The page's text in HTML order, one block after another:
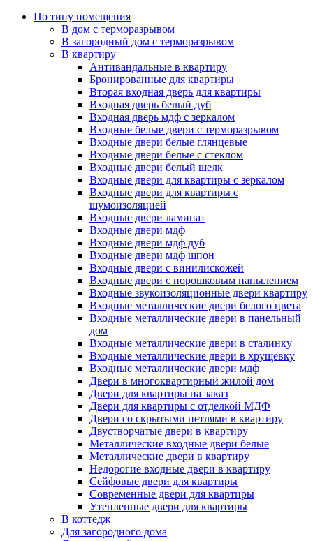
По типу помещения
В дом с терморазрывом
В загородный дом с терморазрывом
В квартиру
Антивандальные в квартиру
Бронированные для квартиры
Вторая входная дверь для квартиры
Входная дверь белый дуб
Входная дверь мдф с зеркалом
Входные белые двери с терморазрывом
Входные двери белые глянцевые
Входные двери белые с стеклом
Входные двери белый шелк
Входные двери для квартиры с зеркалом
Входные двери для квартиры с
шумоизоляцией
Входные двери ламинат
Входные двери мдф
Входные двери мдф дуб
Входные двери мдф шпон
Входные двери с винилискожей
Входные двери с порошковым напылением
Входные звукоизоляционные двери квартиру
Входные металлические двери белого цвета
Входные металлические двери в панельный
дом
Входные металлические двери в сталинку
Входные металлические двери в хрущевку
Входные металлические двери мдф
Двери в многоквартирный жилой дом
Двери для квартиры на заказ
Двери для квартиры с отделкой МДФ
Двери со скрытыми петлями в квартиру
Двустворчатые двери в квартиру
Металлические входные двери белые
Металлические двери в квартиру
Недорогие входные двери в квартиру
Сейфовые двери для квартиры
Современные двери для квартиры
Утепленные двери для квартиры
В коттедж
Для загородного дома